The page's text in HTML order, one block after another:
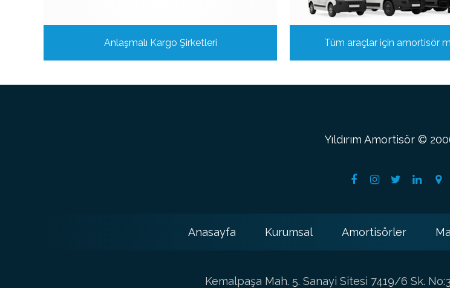
Anlaşmalı Kargo Şirketleri Tüm araçlar için amortisör
Yıldırım Amortisör ©
Anasayfa Kurumsal Amortisörler
Kemalpaşa Mah. 5. Sanayi Sitesi 7419/6 Sk.